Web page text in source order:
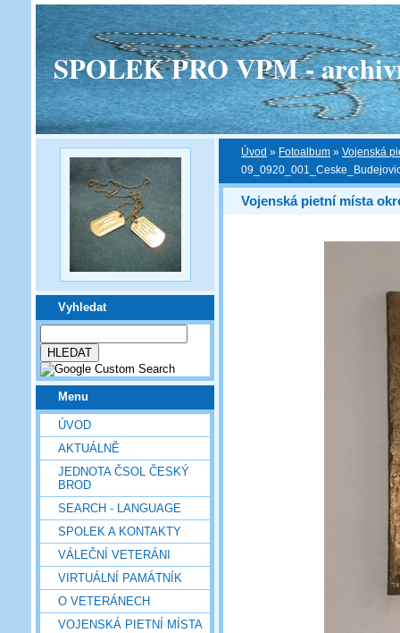
SPOLEK PRO VPM -
Vyhledat
Menu
ÚVOD
AKTUÁLNĚ
JEDNOTA ČSOL ČESKÝ
BROD
SEARCH - LANGUAGE
SPOLEK A KONTAKTY
VÁLEČNÍ VETERÁNI
VIRTUÁLNÍ PAMÁTNÍK
O VETERÁNECH
VOJENSKÁ PIETNÍ MÍSTA
Úvod » Fotoalbum » Vojenská
Vojenská pietní místa